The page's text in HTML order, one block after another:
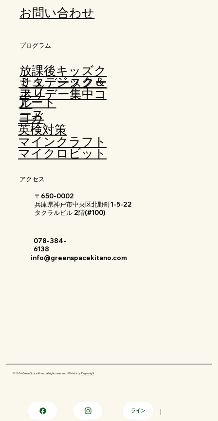
お問い合わせ
​プログラム
​放課後キッズク
ラブ
サタデースクー
ル
ホリデー集中コ
ース
ミュージック＆
アート
ヨガ
​英検対策
マインクラフト
マイクロビット
アクセス
〒650-0002
兵庫県神戸市中央区北野町1-5-22
タクラルビル 2階(#100)
078-384-
6138
info@greenspacekitano.com
© 2026 Green Space Kitano. All rights reserved. · Website byPagewright
ライン